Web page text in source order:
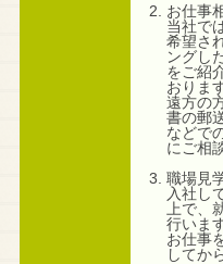
お仕事
当社で
希望さ
ングし
をご紹
おりま
遠方の
書の郵
などで
にご相
職場見
入社し
上で、
行いま
お仕事
してか